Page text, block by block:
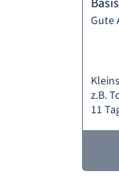
Gute
z.B.
11